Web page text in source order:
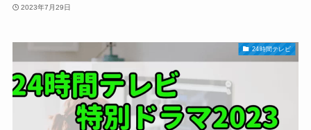
2023年7月29日
24時間テレビ